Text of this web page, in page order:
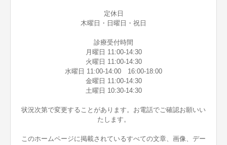
定休日
木曜日・日曜日・祝日
診療受付時間
月曜日 11:00-14:30
火曜日 11:00-14:30
水曜日 11:00-14:00 16:00-18:00
金曜日 11:00-14:30
土曜日 10:30-14:30
状況次第で変更することがあります。お電話でご確認お願いい
たします。
このホームページに掲載されているすべての文章、画像、デー